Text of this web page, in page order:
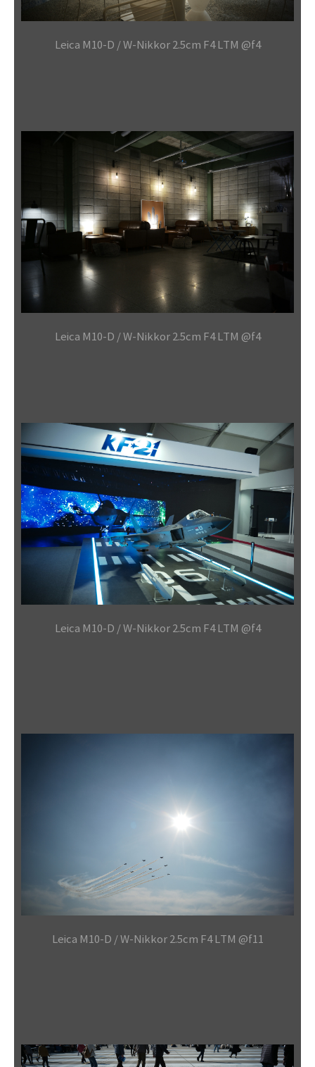
Leica M10-D / W-Nikkor 2.5cm F4 LTM @f4
Leica M10-D / W-Nikkor 2.5cm F4 LTM @f4
Leica M10-D / W-Nikkor 2.5cm F4 LTM @f4
Leica M10-D / W-Nikkor 2.5cm F4 LTM @f11